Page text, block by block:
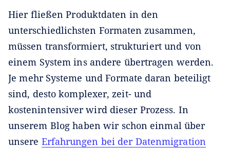
Hier fließen Produktdaten in den
unterschiedlichsten Formaten zusammen,
müssen transformiert, strukturiert und von
einem System ins andere übertragen werden.
Je mehr Systeme und Formate daran beteiligt
sind, desto komplexer, zeit- und
kostenintensiver wird dieser Prozess. In
unserem Blog haben wir schon einmal über
unsere Erfahrungen bei der Datenmigration